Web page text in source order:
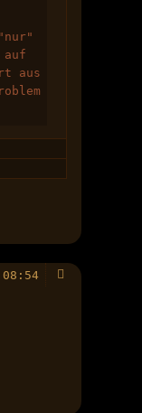
auf
aus